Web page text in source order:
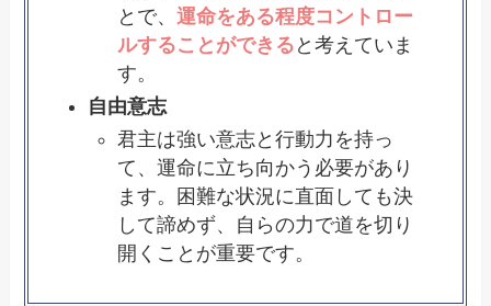
とで、運命をある程度コントロー
ルすることができる と考えていま
す。
自由意志
君主は強い意志と行動力を持っ
て、運命に立ち向かう必要があり
ます。困難な状況に直面しても決
して諦めず、自らの力で道を切り
開くことが重要です。